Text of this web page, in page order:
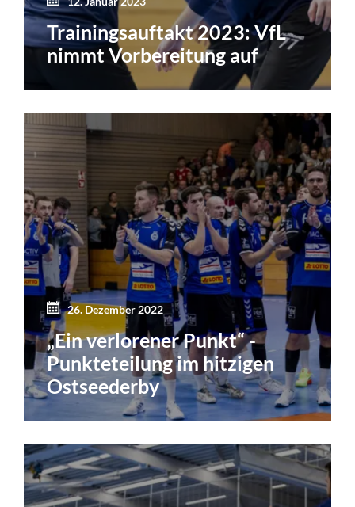
Trainingsauftakt 2023: VfL
nimmt Vorbereitung auf
26. Dezember 2022
„Ein verlorener Punkt“ -
Punkteteilung im hitzigen
Ostseederby